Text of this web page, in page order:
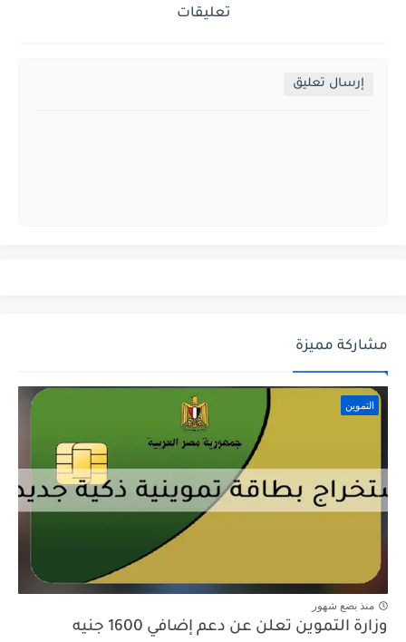
تعليقات
إرسال تعليق
مشاركة مميزة
التموين
منذ بضع شهور
وزارة التموين تعلن عن دعم إضافي 1600 جنيه